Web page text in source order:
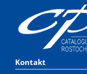
Kontakt